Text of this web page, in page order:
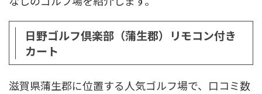
日野ゴルフ倶楽部（蒲生郡）リモコン付き
カート
滋賀県蒲生郡に位置する人気ゴルフ場で、口コミ数